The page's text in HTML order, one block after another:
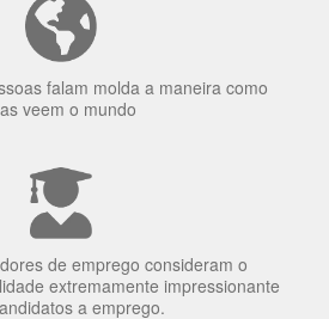
falam molda a maneira como
veem o mundo
de emprego consideram o
extremamente impressionante
a emprego.